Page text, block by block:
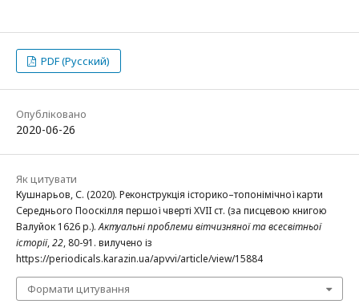
PDF (Русский)
Опубліковано
2020-06-26
Як цитувати
Кушнарьов, С. (2020). Реконструкція історико–топонімічної карти
Середнього Пооскілля першої чверті XVII ст. (за писцевою книгою
Валуйок 1626 р.).Актуальні проблеми вітчизняної та всесвітньої
історії,22, 80-91. вилучено із
https://periodicals.karazin.ua/apvvi/article/view/15884
Формати цитування